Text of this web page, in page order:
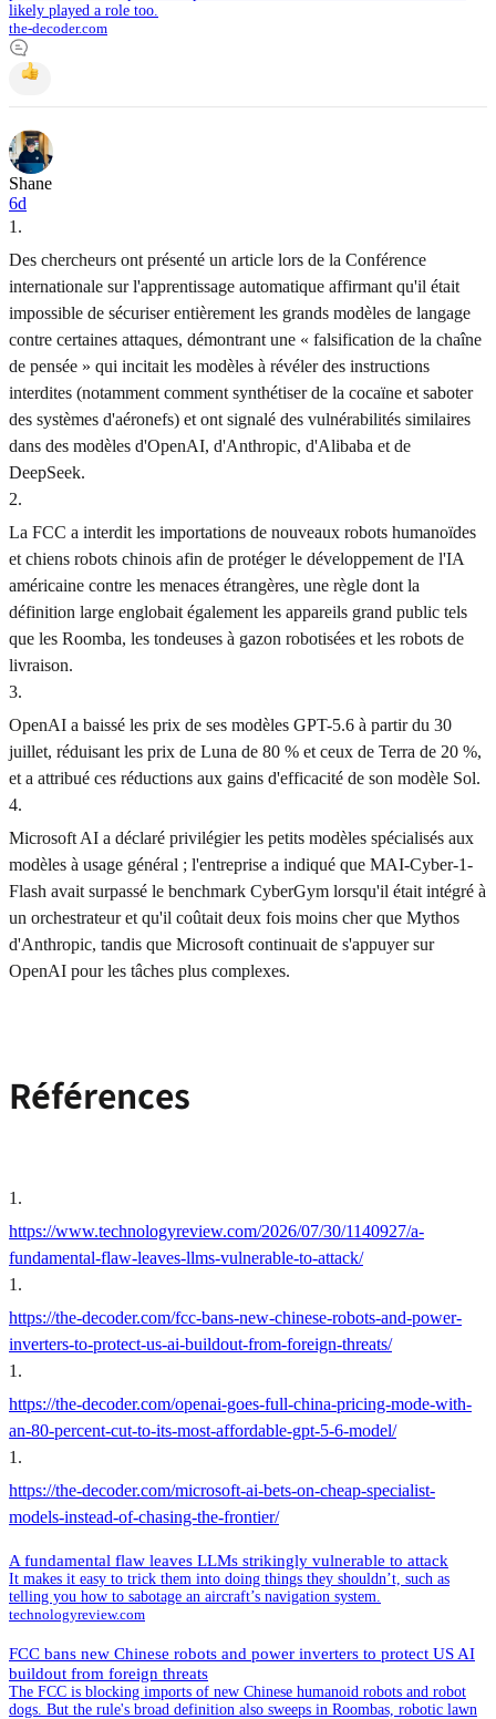
likely played a role too.
the-decoder.com
Shane
6d
1 .
Des chercheurs ont présenté un article lors de la Conférence
internationale sur l'apprentissage automatique affirmant qu'il était
impossible de sécuriser entièrement les grands modèles de langage
contre certaines attaques, démontrant une « falsification de la chaîne
de pensée » qui incitait les modèles à révéler des instructions
interdites (notamment comment synthétiser de la cocaïne et saboter
des systèmes d'aéronefs) et ont signalé des vulnérabilités similaires
dans des modèles d'OpenAI, d'Anthropic, d'Alibaba et de
DeepSeek.
2.
La FCC a interdit les importations de nouveaux robots humanoïdes
et chiens robots chinois afin de protéger le développement de l'IA
américaine contre les menaces étrangères, une règle dont la
définition large englobait également les appareils grand public tels
que les Roomba, les tondeuses à gazon robotisées et les robots de
livraison.
3.
OpenAI a baissé les prix de ses modèles GPT-5.6 à partir du 30
juillet, réduisant les prix de Luna de 80 % et ceux de Terra de 20 %,
et a attribué ces réductions aux gains d'efficacité de son modèle Sol.
4.
Microsoft AI a déclaré privilégier les petits modèles spécialisés aux
modèles à usage général ; l'entreprise a indiqué que MAI-Cyber-1-
Flash avait surpassé le benchmark CyberGym lorsqu'il était intégré à
un orchestrateur et qu'il coûtait deux fois moins cher que Mythos
d'Anthropic, tandis que Microsoft continuait de s'appuyer sur
OpenAI pour les tâches plus complexes.
Références
1 .
https://www.technologyreview.com/2026/07/30/1140927/a-
fundamental-flaw-leaves-llms-vulnerable-to-attack/
1 .
https://the-decoder.com/fcc-bans-new-chinese-robots-and-power-
inverters-to-protect-us-ai-buildout-from-foreign-threats/
1 .
https://the-decoder.com/openai-goes-full-china-pricing-mode-with-
an-80-percent-cut-to-its-most-affordable-gpt-5-6-model/
1 .
https://the-decoder.com/microsoft-ai-bets-on-cheap-specialist-
models-instead-of-chasing-the-frontier/
A fundamental flaw leaves LLMs strikingly vulnerable to attack
It makes it easy to trick them into doing things they shouldn’t, such as
telling you how to sabotage an aircraft’s navigation system.
technologyreview.com
FCC bans new Chinese robots and power inverters to protect US AI
buildout from foreign threats
The FCC is blocking imports of new Chinese humanoid robots and robot
dogs. But the rule's broad definition also sweeps in Roombas, robotic lawn